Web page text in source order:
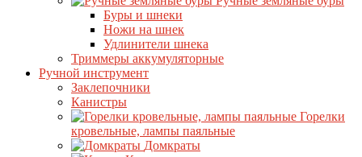
Буры и шнеки
Ножи на шнек
Удлинители шнека
Триммеры аккумуляторные
Ручной инструмент
Заклепочники
Канистры
Горелки
кровельные, лампы паяльные
Домкраты